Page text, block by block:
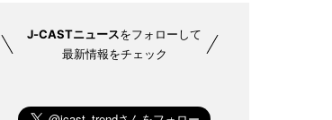
J-CASTニュースをフォローして
最新情報をチェック